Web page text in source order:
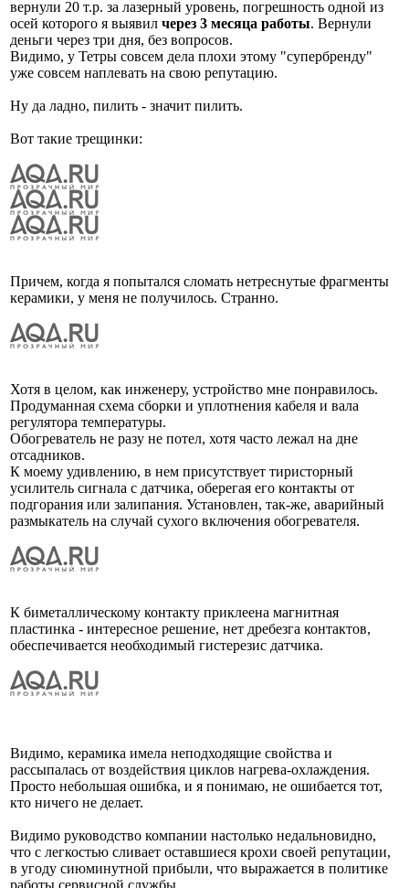
вернули 20 т.р. за лазерный уровень, погрешность одной из
осей которого я выявил через 3 месяца работы. Вернули
деньги через три дня, без вопросов.
Видимо, у Тетры совсем дела плохи этому "супербренду"
уже совсем наплевать на свою репутацию.
Ну да ладно, пилить - значит пилить.
Вот такие трещинки:
Причем, когда я попытался сломать нетреснутые фрагменты
керамики, у меня не получилось. Странно.
Хотя в целом, как инженеру, устройство мне понравилось.
Продуманная схема сборки и уплотнения кабеля и вала
регулятора температуры.
Обогреватель не разу не потел, хотя часто лежал на дне
отсадников.
К моему удивлению, в нем присутствует тиристорный
усилитель сигнала с датчика, оберегая его контакты от
подгорания или залипания. Установлен, так-же, аварийный
размыкатель на случай сухого включения обогревателя.
К биметаллическому контакту приклеена магнитная
пластинка - интересное решение, нет дребезга контактов,
обеспечивается необходимый гистерезис датчика.
Видимо, керамика имела неподходящие свойства и
рассыпалась от воздействия циклов нагрева-охлаждения.
Просто небольшая ошибка, и я понимаю, не ошибается тот,
кто ничего не делает.
Видимо руководство компании настолько недальновидно,
что с легкостью сливает оставшиеся крохи своей репутации,
в угоду сиюминутной прибыли, что выражается в политике
работы сервисной службы.